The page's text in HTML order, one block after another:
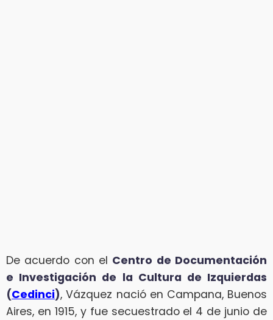
De acuerdo con el Centro de Documentación
e Investigación de la Cultura de Izquierdas
(Cedinci), Vázquez nació en Campana, Buenos
Aires, en 1915, y fue secuestrado el 4 de junio de